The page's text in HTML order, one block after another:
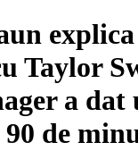
explica
Taylor
a dat
de